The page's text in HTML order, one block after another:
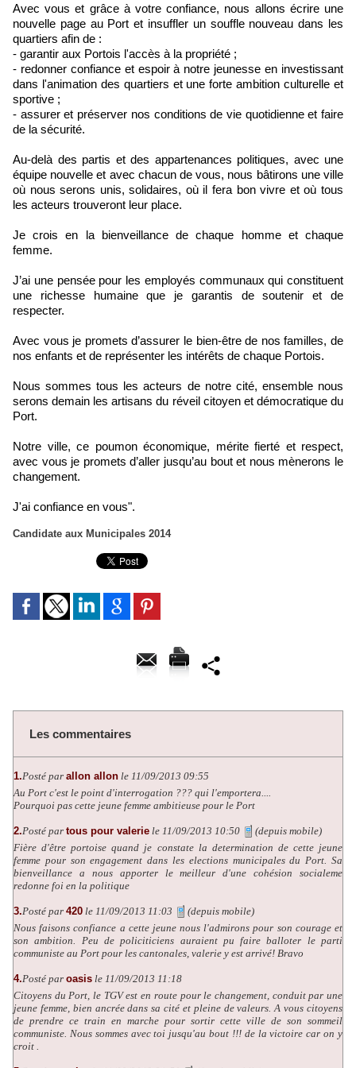
Avec vous et grâce à votre confiance, nous allons écrire une
nouvelle page au Port et insuffler un souffle nouveau dans les
quartiers afin de :
- garantir aux Portois l'accès à la propriété ;
- redonner confiance et espoir à notre jeunesse en investissant
dans l'animation des quartiers et une forte ambition culturelle et
sportive ;
- assurer et préserver nos conditions de vie quotidienne et faire
de la sécurité.
Au-delà des partis et des appartenances politiques, avec une
équipe nouvelle et avec chacun de vous, nous bâtirons une ville
où nous serons unis, solidaires, où il fera bon vivre et où tous
les acteurs trouveront leur place.
Je crois en la bienveillance de chaque homme et chaque
femme.
J’ai une pensée pour les employés communaux qui constituent
une richesse humaine que je garantis de soutenir et de
respecter.
Avec vous je promets d’assurer le bien-être de nos familles, de
nos enfants et de représenter les intérêts de chaque Portois.
Nous sommes tous les acteurs de notre cité, ensemble nous
serons demain les artisans du réveil citoyen et démocratique du
Port.
Notre ville, ce poumon économique, mérite fierté et respect,
avec vous je promets d’aller jusqu’au bout et nous mènerons le
changement.
J'ai confiance en vous".
Candidate aux Municipales 2014
Les commentaires
1.Posté par allon allon le 11/09/2013 09:55
Au Port c'est le point d'interrogation ??? qui l'emportera....
Pourquoi pas cette jeune femme ambitieuse pour le Port
2.Posté par tous pour valerie le 11/09/2013 10:50
(depuis mobile)
Fière d'être portoise quand je constate la determination de cette jeune
femme pour son engagement dans les elections municipales du Port. Sa
bienveillance a nous apporter le meilleur d'une cohésion socialeme
redonne foi en la politique
3.Posté par 420 le 11/09/2013 11:03
(depuis mobile)
Nous faisons confiance a cette jeune nous l'admirons pour son courage et
son ambition. Peu de policiticiens auraient pu faire balloter le parti
communiste au Port pour les cantonales, valerie y est arrivé! Bravo
4.Posté par oasis le 11/09/2013 11:18
Citoyens du Port, le TGV est en route pour le changement, conduit par une
jeune femme, bien ancrée dans sa cité et pleine de valeurs. A vous citoyens
de prendre ce train en marche pour sortir cette ville de son sommeil
communiste. Nous sommes avec toi jusqu'au bout !!! de la victoire car on y
croit .